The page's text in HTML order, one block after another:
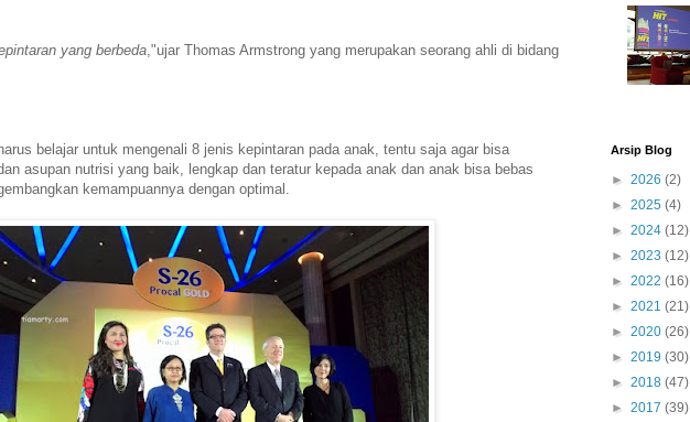
yang berbeda ,"ujar Thomas Armstrong yang merupakan seorang ahli di bidang
belajar untuk mengenali 8 jenis kepintaran pada anak, tentu saja agar bisa
asupan nutrisi yang baik, lengkap dan teratur kepada anak dan anak bisa bebas
kemampuannya dengan optimal.
Arsip Blog
► 2026 (2)
► 2025 (4)
► 2024 (12)
► 2023 (12)
► 2022 (16)
► 2021 (21)
► 2020 (26)
► 2019 (30)
► 2018 (47)
► 2017 (39)